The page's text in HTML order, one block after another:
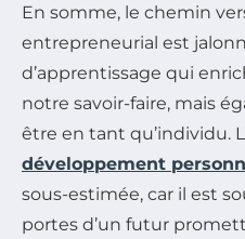
En somme, le chemin
entrepreneurial est
d’apprentissage qui
notre savoir-faire, mais
être en tant qu’individu.
développement
sous-estimée, car il est
portes d’un futur